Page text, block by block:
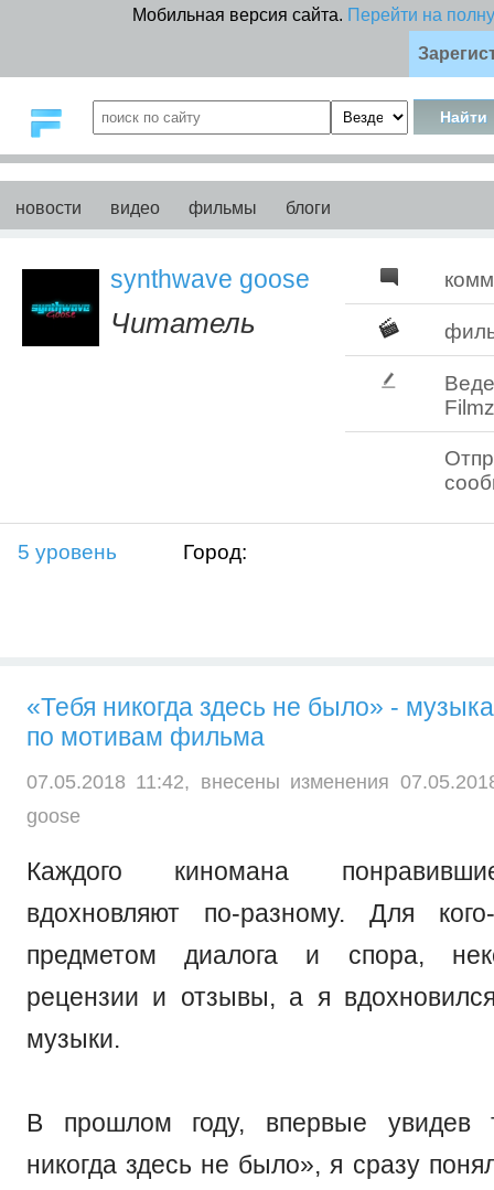
Мобильная версия сайта. Перейти на
новости видео фильмы блоги
synthwave goose
Читатель
5 уровень Город:
«Тебя никогда здесь не было» - музыка
по мотивам фильма
07.05.2018 11:42, внесены изменения
goose
Каждого киномана
вдохновляют по-разному. Для
предметом диалога и спора,
рецензии и отзывы, а я
музыки.
В прошлом году, впервые увидев
никогда здесь не было», я сразу